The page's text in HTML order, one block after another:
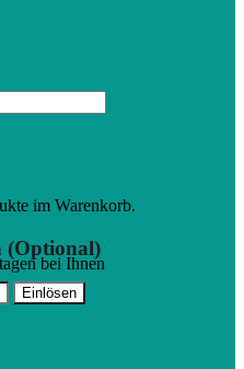
im Warenkorb.
(Optional)
bei Ihnen